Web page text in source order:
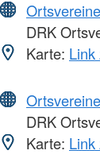
Ortsvereine
DRK
Karte: Link
Ortsvereine
DRK
Karte: Link